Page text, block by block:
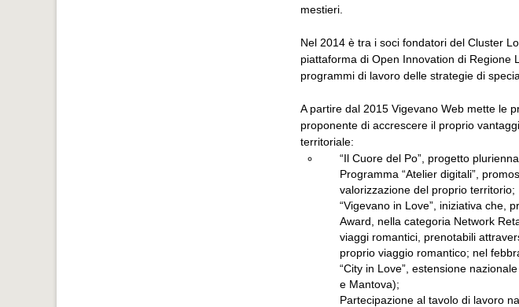
mestieri.
Nel 2014 è tra i soci fondatori del Cluster
piattaforma di Open Innovation di Regione
programmi di lavoro delle strategie di
A partire dal 2015 Vigevano Web mette le
proponente di accrescere il proprio
territoriale:
“Il Cuore del Po”, progetto
Programma “Atelier digitali”,
valorizzazione del proprio territorio;
“Vigevano in Love”, iniziativa che,
Award, nella categoria Network
viaggi romantici, prenotabili
proprio viaggio romantico; nel
“City in Love”, estensione
e Mantova);
Partecipazione al tavolo di lavoro